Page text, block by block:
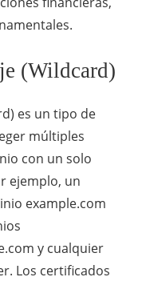
(Wildcard)
es un tipo de
múltiples
con un solo
ejemplo, un
example.com
y cualquier
Los certificados